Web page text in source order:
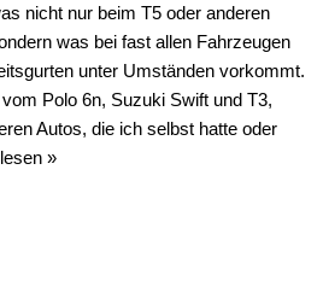
nicht nur beim T5 oder anderen
was bei fast allen Fahrzeugen
unter Umständen vorkommt.
Polo 6n, Suzuki Swift und T3,
Autos, die ich selbst hatte oder
»